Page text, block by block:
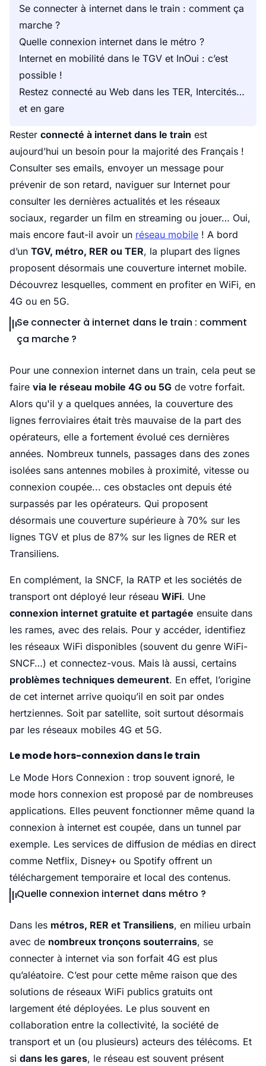
Se connecter à internet dans le train : comment ça
marche ?
Quelle connexion internet dans le métro ?
Internet en mobilité dans le TGV et InOui : c’est
possible !
Restez connecté au Web dans les TER, Intercités…
et en gare
Rester connecté à internet dans le train est
aujourd’hui un besoin pour la majorité des Français !
Consulter ses emails, envoyer un message pour
prévenir de son retard, naviguer sur Internet pour
consulter les dernières actualités et les réseaux
sociaux, regarder un film en streaming ou jouer… Oui,
mais encore faut-il avoir un réseau mobile ! A bord
d’un TGV, métro, RER ou TER, la plupart des lignes
proposent désormais une couverture internet mobile.
Découvrez lesquelles, comment en profiter en WiFi, en
4G ou en 5G.
Se connecter à internet dans le train : comment
ça marche ?
Pour une connexion internet dans un train, cela peut se
faire via le réseau mobile 4G ou 5G de votre forfait.
Alors qu'il y a quelques années, la couverture des
lignes ferroviaires était très mauvaise de la part des
opérateurs, elle a fortement évolué ces dernières
années. Nombreux tunnels, passages dans des zones
isolées sans antennes mobiles à proximité, vitesse ou
connexion coupée... ces obstacles ont depuis été
surpassés par les opérateurs. Qui proposent
désormais une couverture supérieure à 70% sur les
lignes TGV et plus de 87% sur les lignes de RER et
Transiliens.
En complément, la SNCF, la RATP et les sociétés de
transport ont déployé leur réseau WiFi. Une
connexion internet gratuite et partagée ensuite dans
les rames, avec des relais. Pour y accéder, identifiez
les réseaux WiFi disponibles (souvent du genre WiFi-
SNCF…) et connectez-vous. Mais là aussi, certains
problèmes techniques demeurent. En effet, l’origine
de cet internet arrive quoiqu’il en soit par ondes
hertziennes. Soit par satellite, soit surtout désormais
par les réseaux mobiles 4G et 5G.
Le mode hors-connexion dans le train
Le Mode Hors Connexion : trop souvent ignoré, le
mode hors connexion est proposé par de nombreuses
applications. Elles peuvent fonctionner même quand la
connexion à internet est coupée, dans un tunnel par
exemple. Les services de diffusion de médias en direct
comme Netflix, Disney+ ou Spotify offrent un
téléchargement temporaire et local des contenus.
Quelle connexion internet dans métro ?
Dans les métros, RER et Transiliens, en milieu urbain
avec de nombreux tronçons souterrains, se
connecter à internet via son forfait 4G est plus
qu’aléatoire. C’est pour cette même raison que des
solutions de réseaux WiFi publics gratuits ont
largement été déployées. Le plus souvent en
collaboration entre la collectivité, la société de
transport et un (ou plusieurs) acteurs des télécoms. Et
si dans les gares, le réseau est souvent présent